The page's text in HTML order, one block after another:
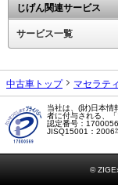
じげん関連サービス
サービス一覧
中古車トップ マセラテ
当社は、(財)日本情
者に付与される、
認定番号：
JISQ15001：2006
©